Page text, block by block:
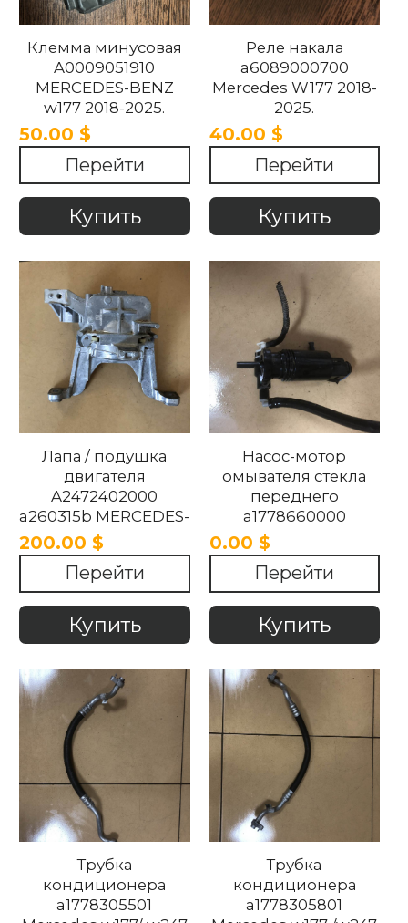
Клемма минусовая
A0009051910
MERCEDES-BENZ
w177 2018-2025.
50.00 $
Перейти
Купить
Реле накала
a6089000700
Mercedes W177 2018-
2025.
40.00 $
Перейти
Купить
Лапа / подушка
двигателя
A2472402000
a260315b MERCEDES-
BENZ w247/ w177
2018-2024
200.00 $
Перейти
Купить
Насос-мотор
омывателя стекла
переднего
a1778660000
MERCEDES GLA GLB
W247 / w177 2018-
2023
0.00 $
Перейти
Купить
Трубка
кондиционера
a1778305501
Трубка
кондиционера
a1778305801